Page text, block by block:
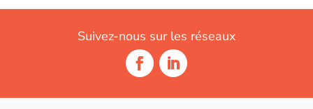
Suivez-nous sur les réseaux